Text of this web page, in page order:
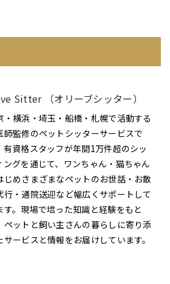
Sitter （オリーブシッター）
・横浜・埼玉・船橋・札幌で活動する
師監修のペットシッターサービスで
有資格スタッフが年間1万件超のシッ
ングを通じて、ワンちゃん・猫ちゃん
じめさまざまなペットのお世話・お散
行・通院送迎など幅広くサポートして
す。現場で培った知識と経験をもと
ペットと飼い主さんの暮らしに寄り添
サービスと情報をお届けしています。